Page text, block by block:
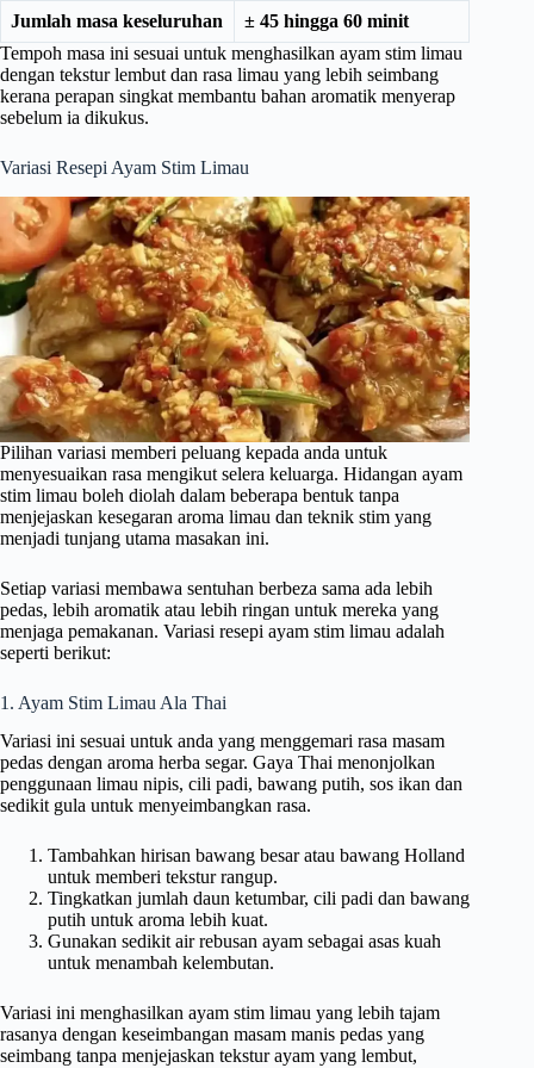
Jumlah masa keseluruhan
± 45 hingga 60 minit
Tempoh masa ini sesuai untuk menghasilkan ayam stim limau
dengan tekstur lembut dan rasa limau yang lebih seimbang
kerana perapan singkat membantu bahan aromatik menyerap
sebelum ia dikukus.
Variasi Resepi Ayam Stim Limau
Pilihan variasi memberi peluang kepada anda untuk
menyesuaikan rasa mengikut selera keluarga. Hidangan ayam
stim limau boleh diolah dalam beberapa bentuk tanpa
menjejaskan kesegaran aroma limau dan teknik stim yang
menjadi tunjang utama masakan ini.
Setiap variasi membawa sentuhan berbeza sama ada lebih
pedas, lebih aromatik atau lebih ringan untuk mereka yang
menjaga pemakanan. Variasi resepi ayam stim limau adalah
seperti berikut:
1. Ayam Stim Limau Ala Thai
Variasi ini sesuai untuk anda yang menggemari rasa masam
pedas dengan aroma herba segar. Gaya Thai menonjolkan
penggunaan limau nipis, cili padi, bawang putih, sos ikan dan
sedikit gula untuk menyeimbangkan rasa.
Tambahkan hirisan bawang besar atau bawang Holland
untuk memberi tekstur rangup.
Tingkatkan jumlah daun ketumbar, cili padi dan bawang
putih untuk aroma lebih kuat.
Gunakan sedikit air rebusan ayam sebagai asas kuah
untuk menambah kelembutan.
Variasi ini menghasilkan ayam stim limau yang lebih tajam
rasanya dengan keseimbangan masam manis pedas yang
seimbang tanpa menjejaskan tekstur ayam yang lembut,